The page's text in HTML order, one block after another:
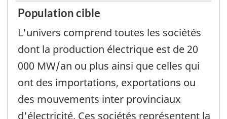
Population cible
L'univers comprend toutes les sociétés
dont la production électrique est de 20
000 MW/an ou plus ainsi que celles qui
ont des importations, exportations ou
des mouvements inter provinciaux
d'électricité. Ces sociétés représentent la